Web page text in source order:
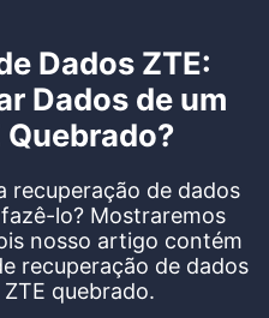
recuperação de dados
Grátis
de dados
Dados ZTE:
Dados de um
Quebrado?
recuperação de dados
lo? Mostraremos
nosso artigo contém
recuperação de dados
quebrado.